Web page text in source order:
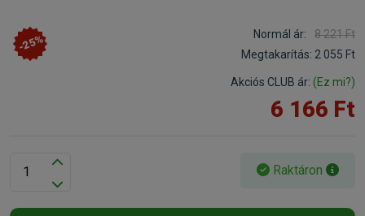
-25% Normál ár:
8 221 Ft
Megtakarítás: 2 055 Ft
Akciós CLUB ár: (Ez mi?)
6 166 Ft
Raktáron